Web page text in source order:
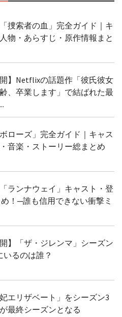
捜索者の血」完全ガイド｜キ
物・あらすじ・原作情報まと
開】Netflixの話題作「彼氏彼女
、卒業します」で結ばれた最
ローズ」完全ガイド｜キャス
音楽・ストーリー総まとめ
ランナウェイ」キャスト・登
！─誰も信用できない衝撃ミ
開】「ザ・ジレンマ」シーズン
るのは誰？
エリザベート」をシーズン3
最終シーズンとなる